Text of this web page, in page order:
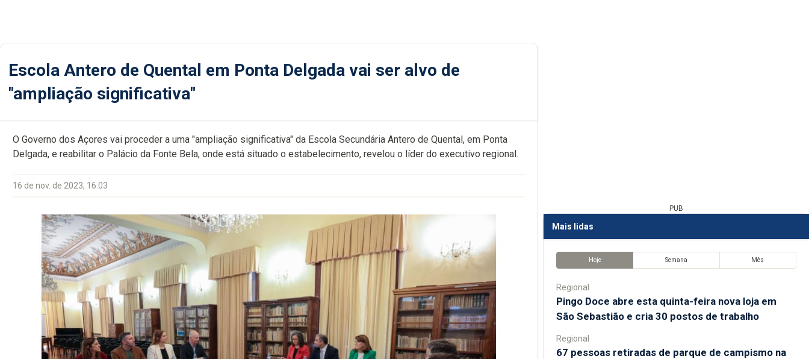
Escola Antero de Quental em Ponta Delgada vai ser alvo de
"ampliação significativa"
O Governo dos Açores vai proceder a uma "ampliação significativa" da Escola Secundária Antero de Quental, em Ponta
Delgada, e reabilitar o Palácio da Fonte Bela, onde está situado o estabelecimento, revelou o líder do executivo regional.
16 de nov. de 2023, 16:03
PUB
Mais lidas
Hoje Semana Mês
Regional
Pingo Doce abre esta quinta-feira nova loja em
São Sebastião e cria 30 postos de trabalho
Regional
67 pessoas retiradas de parque de campismo na